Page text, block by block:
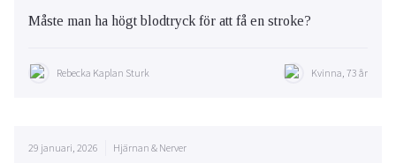
Måste man ha högt blodtryck för att få en stroke?
Rebecka Kaplan Sturk Kvinna, 73 år
29 januari, 2026 Hjärnan & Nerver